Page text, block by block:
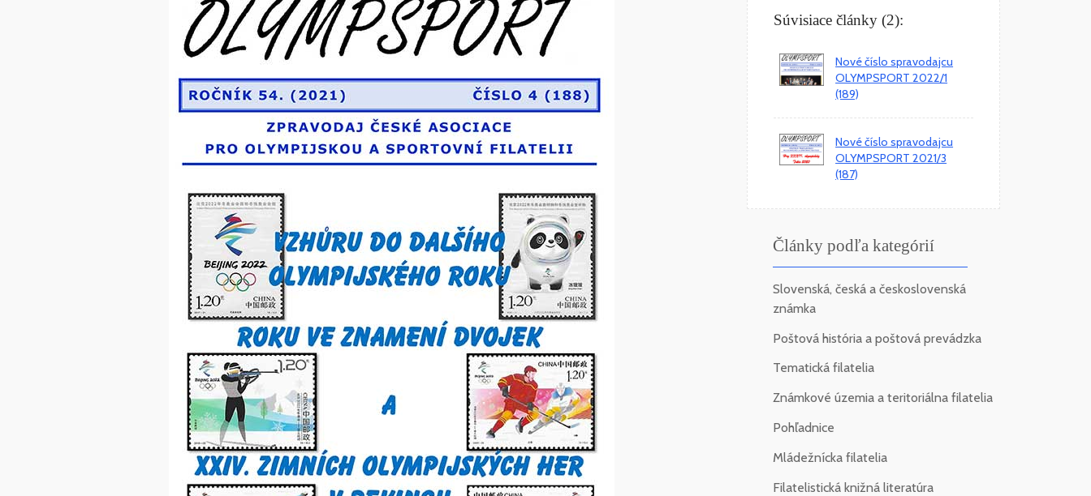
Súvisiace články (2):
Nové číslo spravodajcu
OLYMPSPORT 2022/1
(189)
Nové číslo spravodajcu
OLYMPSPORT 2021/3
(187)
Články podľa kategórií
Slovenská, česká a československá
známka
Poštová história a poštová prevádzka
Tematická filatelia
Známkové územia a teritoriálna filatelia
Pohľadnice
Mládežnícka filatelia
Filatelistická knižná literatúra